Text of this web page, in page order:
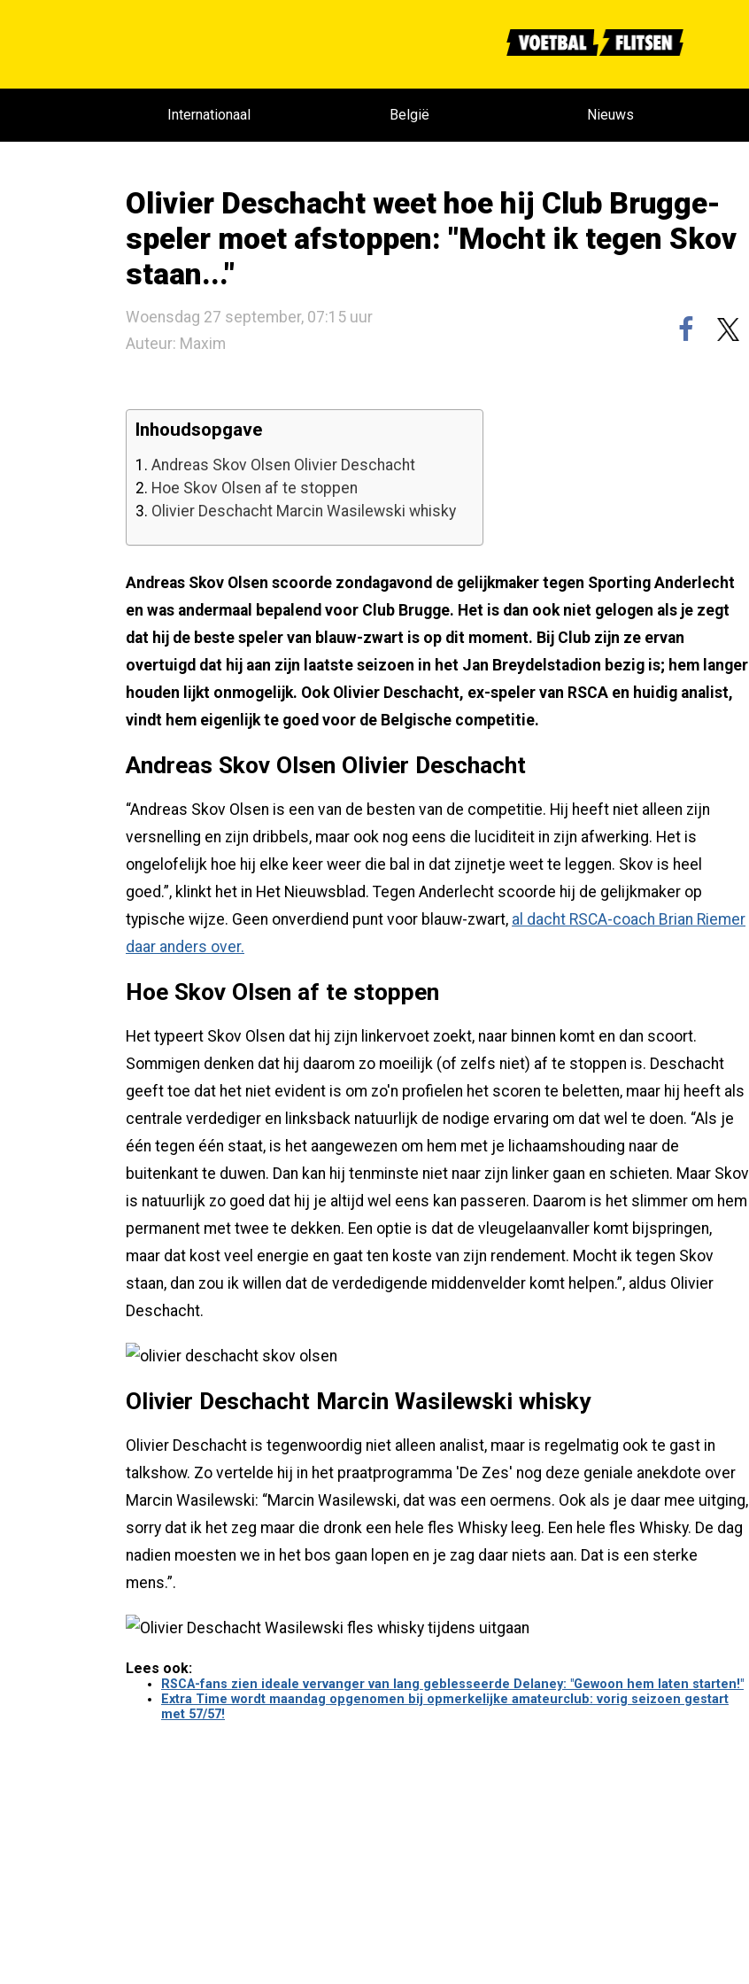
Internationaal België Nieuws
Olivier Deschacht weet hoe hij Club Brugge-
speler moet afstoppen: "Mocht ik tegen Skov
staan..."
Woensdag 27 september, 07:15 uur
Auteur: Maxim
Inhoudsopgave
1. Andreas Skov Olsen Olivier Deschacht
2. Hoe Skov Olsen af te stoppen
3. Olivier Deschacht Marcin Wasilewski whisky
Andreas Skov Olsen scoorde zondagavond de gelijkmaker tegen Sporting Anderlecht
en was andermaal bepalend voor Club Brugge. Het is dan ook niet gelogen als je zegt
dat hij de beste speler van blauw-zwart is op dit moment. Bij Club zijn ze ervan
overtuigd dat hij aan zijn laatste seizoen in het Jan Breydelstadion bezig is; hem langer
houden lijkt onmogelijk. Ook Olivier Deschacht, ex-speler van RSCA en huidig analist,
vindt hem eigenlijk te goed voor de Belgische competitie.
Andreas Skov Olsen Olivier Deschacht
“Andreas Skov Olsen is een van de besten van de competitie. Hij heeft niet alleen zijn
versnelling en zijn dribbels, maar ook nog eens die luciditeit in zijn afwerking. Het is
ongelofelijk hoe hij elke keer weer die bal in dat zijnetje weet te leggen. Skov is heel
goed.”, klinkt het in Het Nieuwsblad. Tegen Anderlecht scoorde hij de gelijkmaker op
typische wijze. Geen onverdiend punt voor blauw-zwart, al dacht RSCA-coach Brian Riemer
daar anders over.
Hoe Skov Olsen af te stoppen
Het typeert Skov Olsen dat hij zijn linkervoet zoekt, naar binnen komt en dan scoort.
Sommigen denken dat hij daarom zo moeilijk (of zelfs niet) af te stoppen is. Deschacht
geeft toe dat het niet evident is om zo'n profielen het scoren te beletten, maar hij heeft als
centrale verdediger en linksback natuurlijk de nodige ervaring om dat wel te doen. “Als je
één tegen één staat, is het aangewezen om hem met je lichaamshouding naar de
buitenkant te duwen. Dan kan hij tenminste niet naar zijn linker gaan en schieten. Maar Skov
is natuurlijk zo goed dat hij je altijd wel eens kan passeren. Daarom is het slimmer om hem
permanent met twee te dekken. Een optie is dat de vleugelaanvaller komt bijspringen,
maar dat kost veel energie en gaat ten koste van zijn rendement. Mocht ik tegen Skov
staan, dan zou ik willen dat de verdedigende middenvelder komt helpen.”, aldus Olivier
Deschacht.
Olivier Deschacht Marcin Wasilewski whisky
Olivier Deschacht is tegenwoordig niet alleen analist, maar is regelmatig ook te gast in
talkshow. Zo vertelde hij in het praatprogramma 'De Zes' nog deze geniale anekdote over
Marcin Wasilewski: “Marcin Wasilewski, dat was een oermens. Ook als je daar mee uitging,
sorry dat ik het zeg maar die dronk een hele fles Whisky leeg. Een hele fles Whisky. De dag
nadien moesten we in het bos gaan lopen en je zag daar niets aan. Dat is een sterke
mens.”.
Lees ook:
RSCA-fans zien ideale vervanger van lang geblesseerde Delaney: "Gewoon hem laten starten!"
Extra Time wordt maandag opgenomen bij opmerkelijke amateurclub: vorig seizoen gestart
met 57/57!